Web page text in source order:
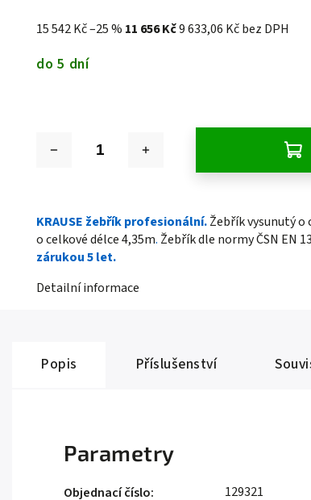
15 542 Kč–25 % 11 656 Kč9 633,06 Kč bez DPH
do 5 dní
KRAUSE žebřík profesionální.Žebřík vysunutý o
o celkové délce 4,35m. Žebřík dle normy ČSN EN
zárukou 5 let.
Detailní informace
Popis Příslušenství
Parametry
Objednací číslo:
129321